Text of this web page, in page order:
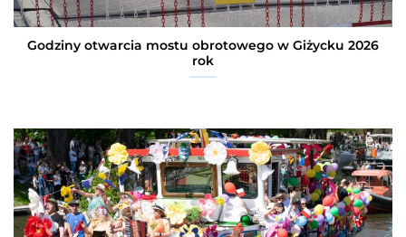
Godziny otwarcia mostu obrotowego w Giżycku 2026
rok